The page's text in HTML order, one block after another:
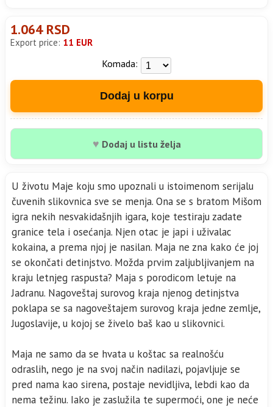
1.064 RSD
Export price: 11 EUR
Komada:
Dodaj u korpu
♥ Dodaj u listu želja
U životu Maje koju smo upoznali u istoimenom serijalu
čuvenih slikovnica sve se menja. Ona se s bratom Mišom
igra nekih nesvakidašnjih igara, koje testiraju zadate
granice tela i osećanja. Njen otac je japi i uživalac
kokaina, a prema njoj je nasilan. Maja ne zna kako će joj
se okončati detinjstvo. Možda prvim zaljubljivanjem na
kraju letnjeg raspusta? Maja s porodicom letuje na
Jadranu. Nagoveštaj surovog kraja njenog detinjstva
poklapa se sa nagoveštajem surovog kraja jedne zemlje,
Jugoslavije, u kojoj se živelo baš kao u slikovnici.
Maja ne samo da se hvata u koštac sa realnošću
odraslih, nego je na svoj način nadilazi, pojavljuje se
pred nama kao sirena, postaje nevidljiva, lebdi kao da
nema težinu. Iako je zaslužila te supermoći, one je neće